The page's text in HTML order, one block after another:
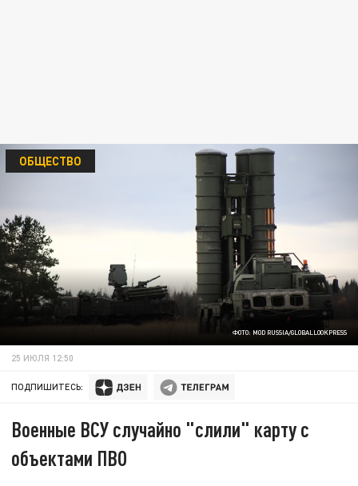
ФОТО: MOD RUSSIA/GLOBALLOOKPRESS
ОБЩЕСТВО
25 ИЮЛЯ 12:50
ПОДПИШИТЕСЬ:
Военные ВСУ случайно "слили" карту с
объектами ПВО